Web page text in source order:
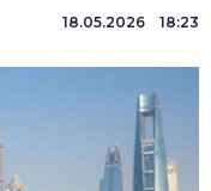
18.05.2026 18:23